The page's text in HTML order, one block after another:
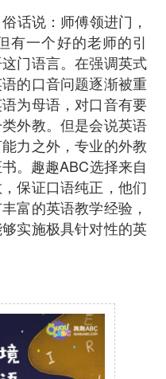
俗话说：师傅领进门，
有一个好的老师的引
门语言。在强调英式
的口音问题逐渐被重
为母语，对口音有要
外教。但是会说英语
力之外，专业的外教
。趣趣ABC选择来自
保证口语纯正，他们
富的英语教学经验，
实施极具针对性的英